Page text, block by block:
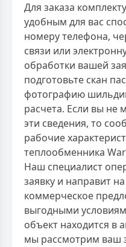
Для заказа
удобным для вас
номеру телефона,
связи или
обработки вашей
подготовьте скан
фотографию
расчета. Если вы не
эти сведения, то
рабочие
теплообменника
Наш специалист
заявку и направит
коммерческое
выгодными
объект находится в
мы рассмотрим ваш